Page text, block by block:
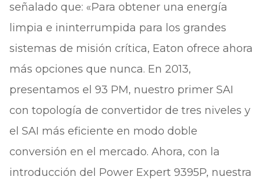
señalado que: «Para obtener una energía
limpia e ininterrumpida para los grandes
sistemas de misión crítica, Eaton ofrece ahora
más opciones que nunca. En 2013,
presentamos el 93 PM, nuestro primer SAI
con topología de convertidor de tres niveles y
el SAI más eficiente en modo doble
conversión en el mercado. Ahora, con la
introducción del Power Expert 9395P, nuestra